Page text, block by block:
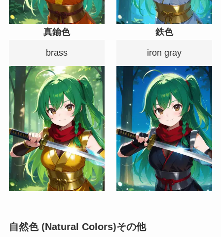
真鍮色
brass
鉄色
iron gray
自然色 (Natural Colors)その他